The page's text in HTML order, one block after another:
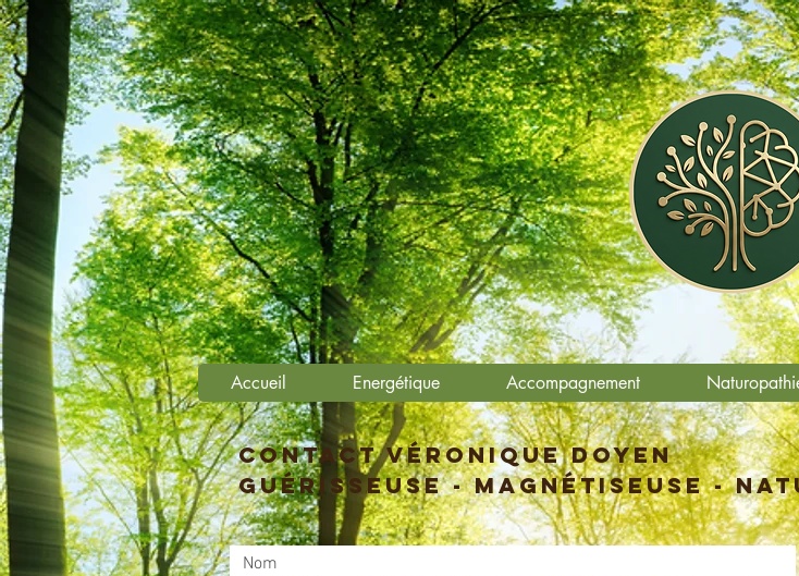
Accueil Energétique Accompagnement
Contact Véronique Doyen
GUéRISSEUSE - Magnétiseuse -